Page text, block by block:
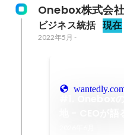
Onebox株式会社
ビジネス統括 現在
2022年5月 -